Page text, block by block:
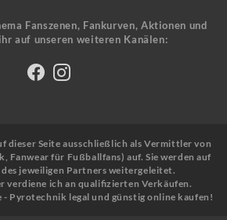
Fanszenen, Fankurven, Aktionen und
auf unseren weiteren Kanälen:
dieser Seite ausschließlich als Vermittler von
Fanwear für Fußballfans) auf. Sie werden auf
jeweiligen Partners weitergeleitet.
verdiene ich an qualifizierten Verkäufen.
- Pyrotechnik legal und günstig online kaufen!